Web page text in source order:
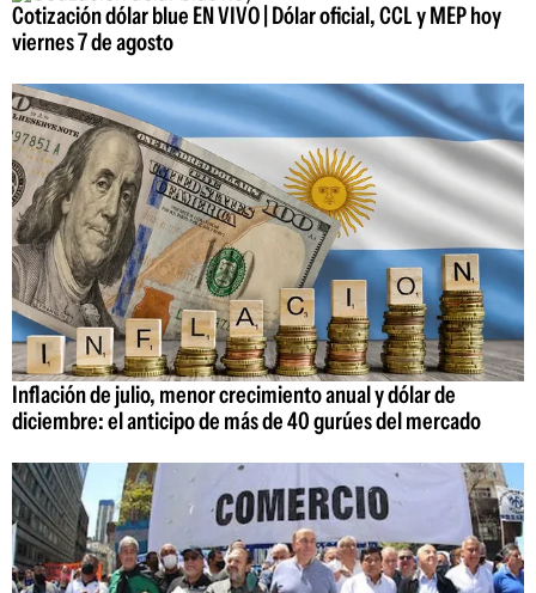
Cotización dólar blue EN VIVO | Dólar oficial, CCL y MEP hoy
viernes 7 de agosto
Inflación de julio, menor crecimiento anual y dólar de
diciembre: el anticipo de más de 40 gurúes del mercado